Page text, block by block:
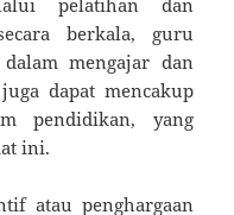
berkala, guru
mengajar dan
dapat mencakup
pendidikan, yang
ini.
atau penghargaan